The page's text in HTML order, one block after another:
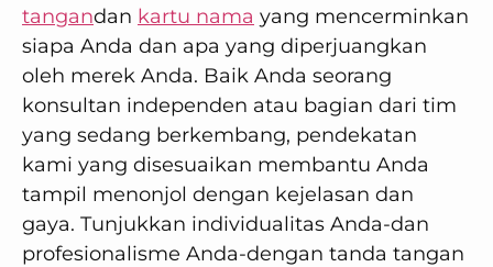
tangandan kartu nama yang mencerminkan
siapa Anda dan apa yang diperjuangkan
oleh merek Anda. Baik Anda seorang
konsultan independen atau bagian dari tim
yang sedang berkembang, pendekatan
kami yang disesuaikan membantu Anda
tampil menonjol dengan kejelasan dan
gaya. Tunjukkan individualitas Anda-dan
profesionalisme Anda-dengan tanda tangan